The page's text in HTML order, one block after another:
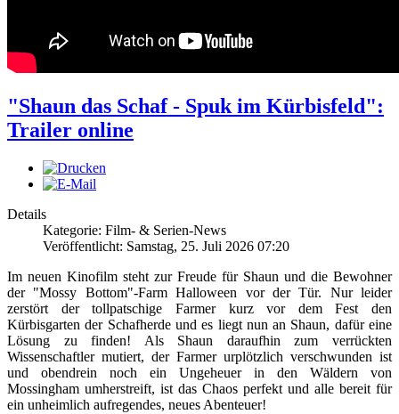
"Shaun das Schaf - Spuk im Kürbisfeld":
Trailer online
Details
Kategorie: Film- & Serien-News
Veröffentlicht: Samstag, 25. Juli 2026 07:20
Im neuen Kinofilm steht zur Freude für Shaun und die Bewohner
der "Mossy Bottom"-Farm Halloween vor der Tür. Nur leider
zerstört der tollpatschige Farmer kurz vor dem Fest den
Kürbisgarten der Schafherde und es liegt nun an Shaun, dafür eine
Lösung zu finden! Als Shaun daraufhin zum verrückten
Wissenschaftler mutiert, der Farmer urplötzlich verschwunden ist
und obendrein noch ein Ungeheuer in den Wäldern von
Mossingham umherstreift, ist das Chaos perfekt und alle bereit für
ein unheimlich aufregendes, neues Abenteuer!